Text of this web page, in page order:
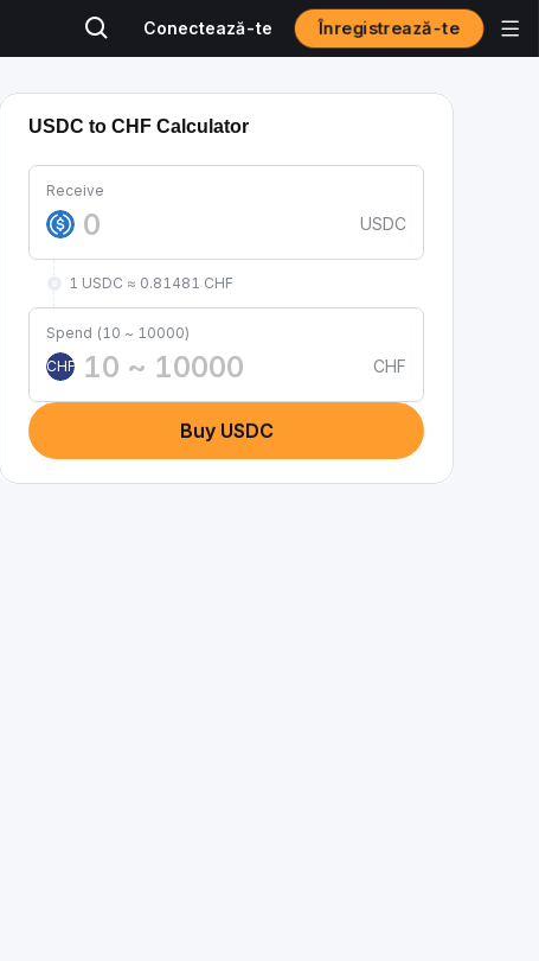
Conectează-te Înregistrează-te
USDC to CHF Calculator
Receive
USDC
1 USDC ≈ 0.81481 CHF
Spend (10 ~ 10000)
CHF
CHF
Buy USDC